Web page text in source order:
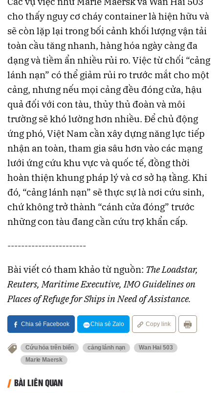
cho thấy nguy cơ cháy container là hiện hữu và
sẽ còn lặp lại trong bối cảnh khối lượng vận tải
toàn cầu tăng nhanh, hàng hóa ngày càng đa
dạng và tiềm ẩn nhiều rủi ro. Việc từ chối “cảng
lánh nạn” có thể giảm rủi ro trước mắt cho một
cảng, nhưng nếu mọi cảng đều đóng cửa, hậu
quả đối với con tàu, thủy thủ đoàn và môi
trường sẽ khó lường hơn nhiều. Để chủ động
ứng phó, Việt Nam cần xây dựng năng lực tiếp
nhận an toàn, tham gia sâu hơn vào các mạng
lưới ứng cứu khu vực và quốc tế, đồng thời
hoàn thiện khung pháp lý và cơ sở hạ tầng. Khi
đó, “cảng lánh nạn” sẽ thực sự là nơi cứu sinh,
chứ không trở thành “cánh cửa đóng” trước
những con tàu đang cần cứu trợ khẩn cấp.
-----------------------
Bài viết có tham khảo từ nguồn: The Loadstar,
Reuters, Maritime Executive, IMO Guidelines on
Places of Refuge for Ships in Need of Assistance.
Chia sẻ Facebook Chia sẻ Zalo Copy link
Cứu hỏa trên biển cảng lánh nạn
Wan Hai 503
Marie Maersk
BÀI LIÊN QUAN